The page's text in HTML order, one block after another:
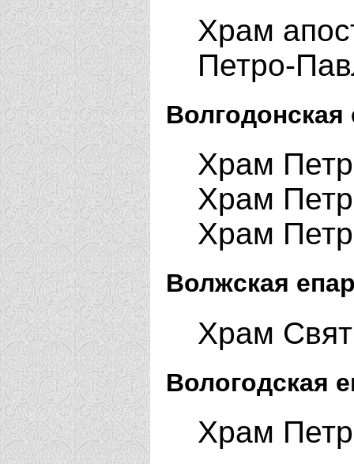
Храм
Петро-
Волгодонская
Храм
Храм
Храм
Волжская
Храм
Вологодская
Храм